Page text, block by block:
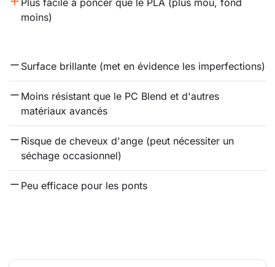
Plus facile à poncer que le PLA (plus mou, fond
moins)
Surface brillante (met en évidence les imperfections)
Moins résistant que le PC Blend et d'autres
matériaux avancés
Risque de cheveux d'ange (peut nécessiter un
séchage occasionnel)
Peu efficace pour les ponts